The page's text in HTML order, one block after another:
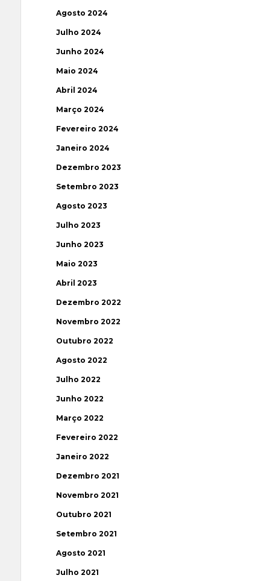
Agosto 2024
Julho 2024
Junho 2024
Maio 2024
Abril 2024
Março 2024
Fevereiro 2024
Janeiro 2024
Dezembro 2023
Setembro 2023
Agosto 2023
Julho 2023
Junho 2023
Maio 2023
Abril 2023
Dezembro 2022
Novembro 2022
Outubro 2022
Agosto 2022
Julho 2022
Junho 2022
Março 2022
Fevereiro 2022
Janeiro 2022
Dezembro 2021
Novembro 2021
Outubro 2021
Setembro 2021
Agosto 2021
Julho 2021